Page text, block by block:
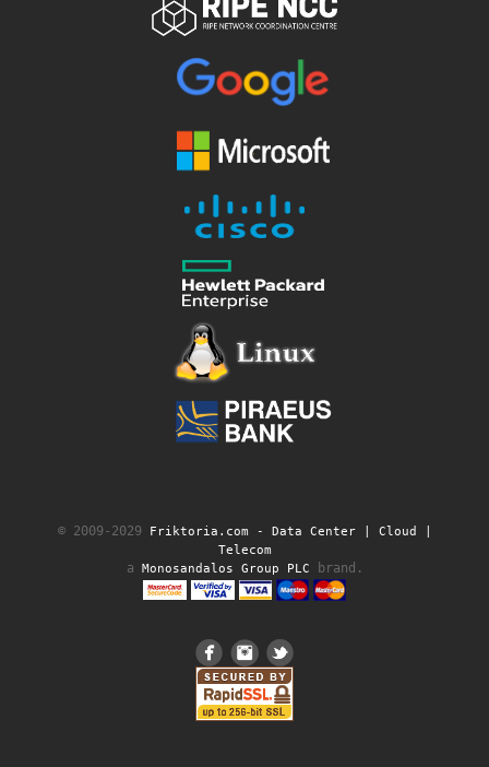
© 2009-2029
Friktoria.com ‐ Data Center | Cloud |
Telecom
a Monosandalos Group PLC brand.